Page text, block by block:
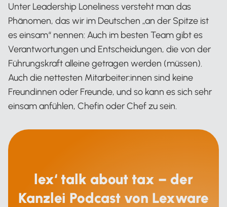
Unter Leadership Loneliness versteht man das
Phänomen, das wir im Deutschen „an der Spitze ist
es einsam“ nennen: Auch im besten Team gibt es
Verantwortungen und Entscheidungen, die von der
Führungskraft alleine getragen werden (müssen).
Auch die nettesten Mitarbeiter:innen sind keine
Freundinnen oder Freunde, und so kann es sich sehr
einsam anfühlen, Chefin oder Chef zu sein.
lex‘ talk about tax – der
Kanzlei Podcast von Lexware